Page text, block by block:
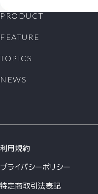
PRODUCT
FEATURE
TOPICS
NEWS
利用規約
プライバシーポリシー
特定商取引法表記